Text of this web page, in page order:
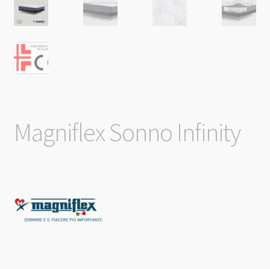
Magniflex Sonno Infinity